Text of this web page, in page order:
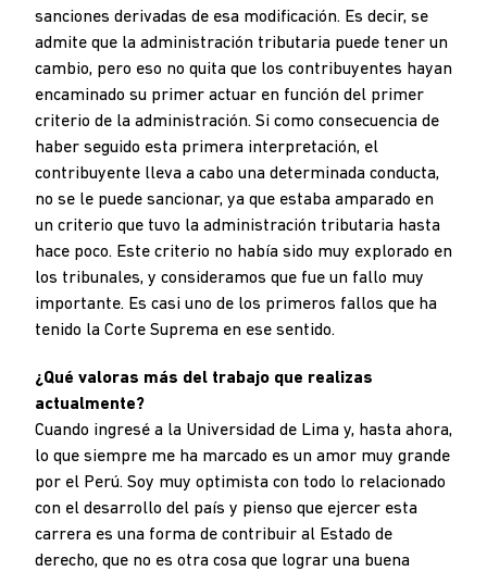
sanciones derivadas de esa modificación. Es decir, se
admite que la administración tributaria puede tener un
cambio, pero eso no quita que los contribuyentes hayan
encaminado su primer actuar en función del primer
criterio de la administración. Si como consecuencia de
haber seguido esta primera interpretación, el
contribuyente lleva a cabo una determinada conducta,
no se le puede sancionar, ya que estaba amparado en
un criterio que tuvo la administración tributaria hasta
hace poco. Este criterio no había sido muy explorado en
los tribunales, y consideramos que fue un fallo muy
importante. Es casi uno de los primeros fallos que ha
tenido la Corte Suprema en ese sentido.
¿Qué valoras más del trabajo que realizas
actualmente?
Cuando ingresé a la Universidad de Lima y, hasta ahora,
lo que siempre me ha marcado es un amor muy grande
por el Perú. Soy muy optimista con todo lo relacionado
con el desarrollo del país y pienso que ejercer esta
carrera es una forma de contribuir al Estado de
derecho, que no es otra cosa que lograr una buena